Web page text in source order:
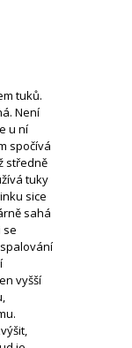
tuků.
Není
u ní
spočívá
středně
tuky
sice
sahá
se
vyšší